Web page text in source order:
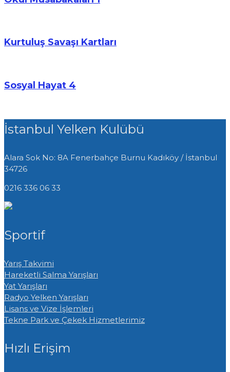
Kurtuluş Savaşı Kartları
Sosyal Hayat 4
İstanbul Yelken Kulübü
Alara Sok No: 8A Fenerbahçe Burnu Kadıköy / İstanbul
34726
0216 336 06 33
Sportif
Yarış Takvimi
Hareketli Salma Yarışları
Yat Yarışları
Radyo Yelken Yarışları
Lisans ve Vize İşlemleri
Tekne Park ve Çekek Hizmetlerimiz
Hızlı Erişim